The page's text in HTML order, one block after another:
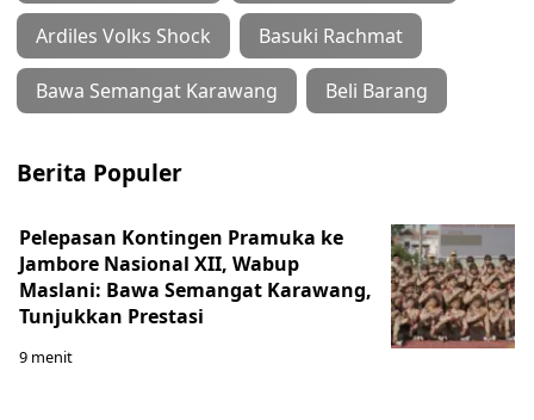
Ardiles Volks Shock Basuki Rachmat
Bawa Semangat Karawang Beli Barang
Berita Populer
Pelepasan Kontingen Pramuka ke
Jambore Nasional XII, Wabup
Maslani: Bawa Semangat Karawang,
Tunjukkan Prestasi
9 menit